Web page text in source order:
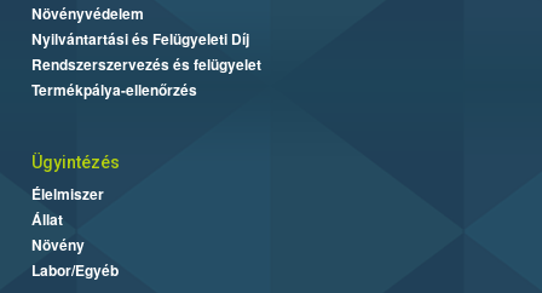
Növényvédelem
Nyilvántartási és Felügyeleti Díj
Rendszerszervezés és felügyelet
Termékpálya-ellenőrzés
Ügyintézés
Élelmiszer
Állat
Növény
Labor/Egyéb